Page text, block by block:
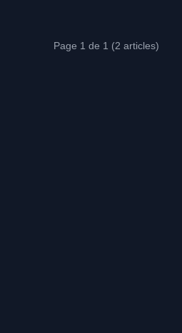
Page 1 de 1 (2 articles)